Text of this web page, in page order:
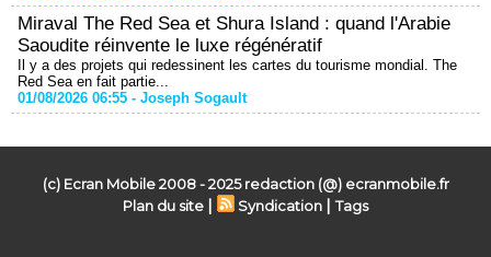
Miraval The Red Sea et Shura Island : quand l'Arabie
Saoudite réinvente le luxe régénératif
Il y a des projets qui redessinent les cartes du tourisme mondial. The
Red Sea en fait partie...
01/08/2026 06:55 - Joseph Sogault
(c) Ecran Mobile 2008 - 2025 redaction (@) ecranmobile.fr
Plan du site | Syndication |Tags